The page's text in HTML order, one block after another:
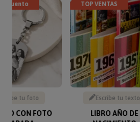
Sube tu foto
CON FOTO
TOP VENTAS
Escribe tu texto
LIBRO AÑO DE